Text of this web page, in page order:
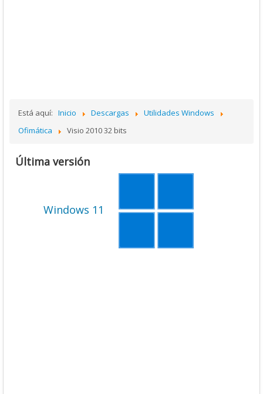
Está aquí: Inicio Descargas
Utilidades Windows
Ofimática
Visio 2010 32 bits
Última versión
Windows 11